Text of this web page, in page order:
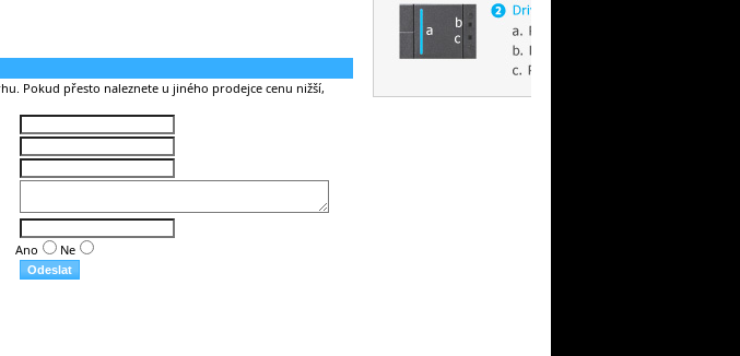
Pokud přesto naleznete u jiného prodejce cenu nižší,
Ano Ne